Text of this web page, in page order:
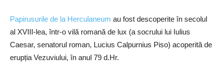
Papirusurile de la Herculaneum au fost descoperite în secolul
al XVIII-lea, într-o vilă romană de lux (a socrului lui Iulius
Caesar, senatorul roman, Lucius Calpurnius Piso) acoperită de
erupția Vezuviului, în anul 79 d.Hr.